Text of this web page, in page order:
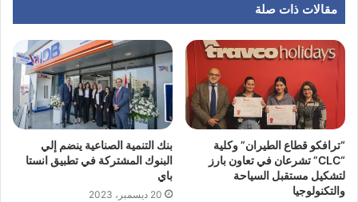
مقالات ذات صلة
“ترافكو قطاع الطيران” وكلية
“CLC” تشرعان في تعاون بارز
لتشكيل مستقبل السياحة
والتكنولوجيا
بنك التنمية الصناعية ينضم إلي
البنوك المشتركة في تطبيق انستا
باي
20 ديسمبر، 2023